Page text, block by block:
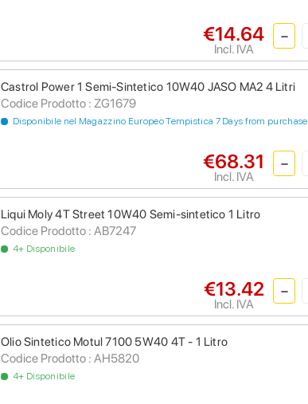
€14.64
Incl. IVA
Castrol Power 1 Semi-Sintetico 10W40 JASO MA2 4 Litri
Codice Prodotto : ZG1679
Disponibile nel Magazzino Europeo Tempistica 7 Days from purchase
€68.31
Incl. IVA
Liqui Moly 4T Street 10W40 Semi-sintetico 1 Litro
Codice Prodotto : AB7247
4+ Disponibile
€13.42
Incl. IVA
Olio Sintetico Motul 7100 5W40 4T - 1 Litro
Codice Prodotto : AH5820
4+ Disponibile